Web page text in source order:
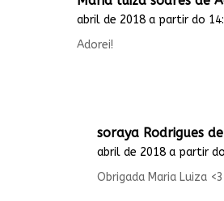
abril de 2018 a partir do
Adorei!
soraya Rodrigues
abril de 2018 a partir
Obrigada Maria Luiza <3